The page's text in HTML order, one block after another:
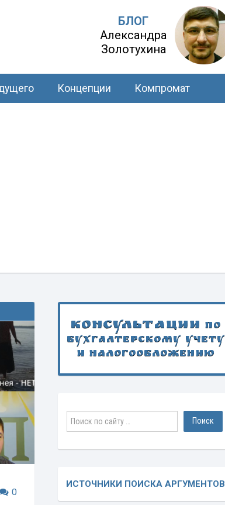
БЛОГ
Александра
Золотухина
Концепции Компромат
0
Консультации по
бухгалтерскому учету
и налогообложению
ИСТОЧНИКИ ПОИСКА АРГУМЕНТОВ